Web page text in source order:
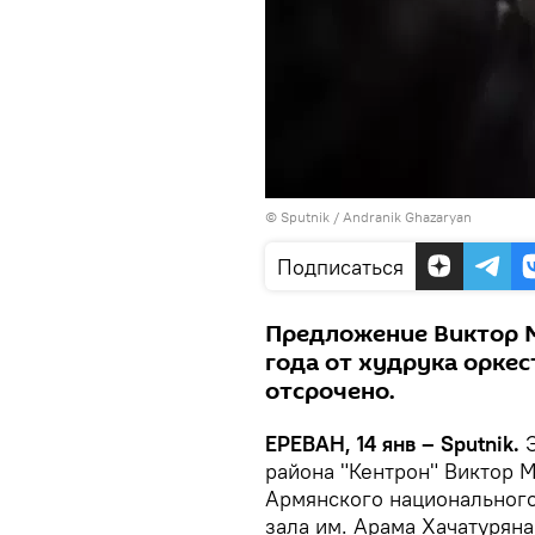
© Sputnik / Andranik Ghazaryan
Подписаться
Предложение Виктор
года от худрука
отсрочено.
ЕРЕВАН, 14 янв – Sputnik.
района "Кентрон" Виктор
Армянского
зала им. Арама